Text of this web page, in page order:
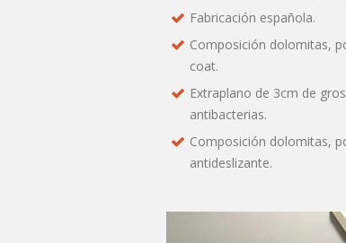
Fabricación española.
Composición dolomitas,
coat.
Extraplano de 3cm de
antibacterias.
Composición dolomitas,
antideslizante.